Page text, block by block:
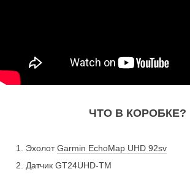
ЧТО В КОРОБКЕ?
ЭхолотGarmin EchoMap UHD 92sv
Датчик GT24UHD-TM